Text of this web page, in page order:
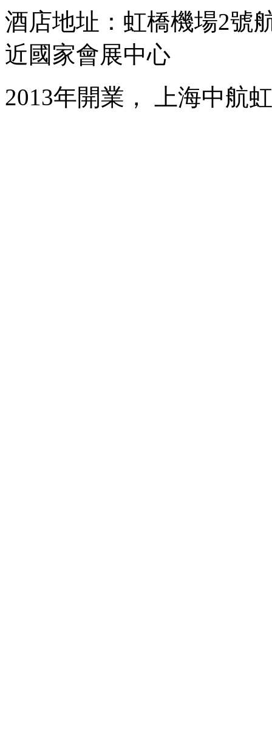
酒店地址：虹橋機場2號
近國家會展中心
2013年開業， 上海中